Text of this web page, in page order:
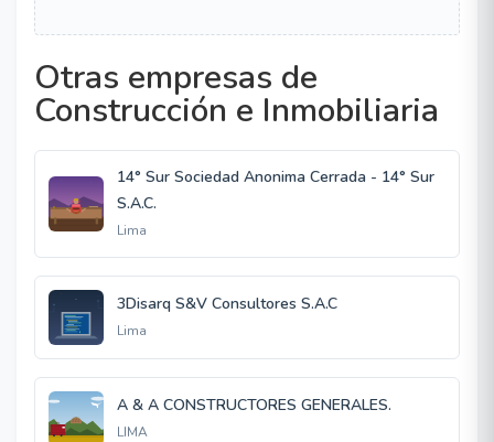
Otras empresas de
Construcción e Inmobiliaria
14° Sur Sociedad Anonima Cerrada - 14° Sur
S.A.C.
Lima
3Disarq S&V Consultores S.A.C
Lima
A & A CONSTRUCTORES GENERALES.
LIMA